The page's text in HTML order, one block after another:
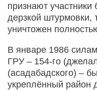
признают
дерзкой штурмовки,
уничтожен
В январе 1986
ГРУ – 154-го
(асадабадского) –
укреплённый район